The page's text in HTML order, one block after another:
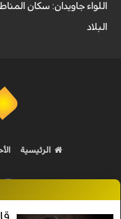
اللواء جاويدان: سكان
البلاد
الرئيسية